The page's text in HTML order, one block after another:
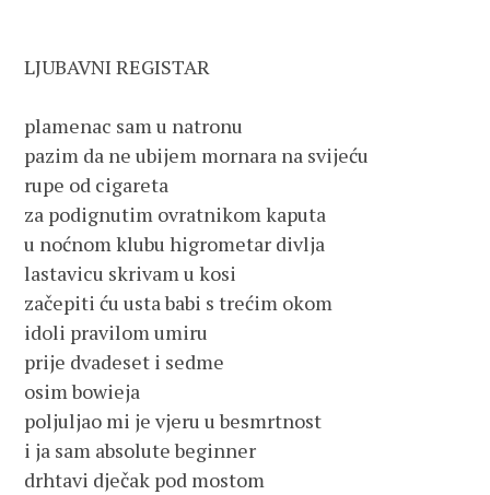
LJUBAVNI REGISTAR
plamenac sam u natronu
pazim da ne ubijem mornara na svijeću
rupe od cigareta
za podignutim ovratnikom kaputa
u noćnom klubu higrometar divlja
lastavicu skrivam u kosi
začepiti ću usta babi s trećim okom
idoli pravilom umiru
prije dvadeset i sedme
osim bowieja
poljuljao mi je vjeru u besmrtnost
i ja sam absolute beginner
drhtavi dječak pod mostom